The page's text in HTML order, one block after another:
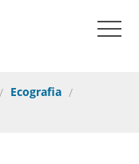
Ecografia